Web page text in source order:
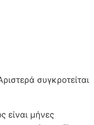
συγκροτείται
είναι μήνες